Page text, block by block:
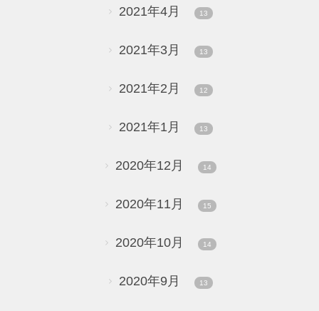
2021年4月 13
2021年3月 13
2021年2月 12
2021年1月 13
2020年12月 14
2020年11月 15
2020年10月 14
2020年9月 13